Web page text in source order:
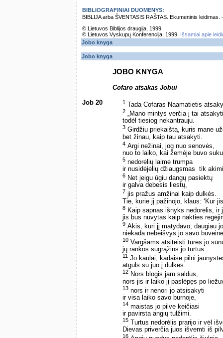
BIBLIOGRAFINIAI DUOMENYS:
BIBLIJA arba ŠVENTASIS RAŠTAS. Ekumeninis
© Lietuvos Biblijos draugija, 1999
© Lietuvos Vyskupų Konferencija, 1999.
Išsamiai apie
Jobo knyga
Jobo knyga
JOBO KNYGA
Cofaro atsakas Jobui
Job 20 1 Tada Cofaras Naamatietis
2 „Mano mintys verčia į tai
todėl tiesiog nekantrauju.
3 Girdžiu priekaištą, kuris mane
bet žinau, kaip tau atsakyti.
4 Argi nežinai, jog nuo senovės,
nuo to laiko, kai žemėje buvo
5 nedorėlių laimė trumpa
ir nusidėjėlių džiaugsmas ­ tik
6 Net jeigu ūgiu dangų pasiektų
ir galva debesis liestų,
7 jis pražus amžinai kaip dulkės.
Tie, kurie jį pažinojo, klaus: ‘Kur jis
8 Kaip sapnas išnyks nedorėlis, ir
jis bus nuvytas kaip nakties
9 Akis, kuri jį matydavo, daugiau
niekada nebeišvys jo savo
10 Vargšams atsiteisti turės jo
jų rankos sugrąžins jo turtus.
11 Jo kaulai, kadaise pilni
atguls su juo į dulkes.
12 Nors blogis jam saldus,
nors jis ir laiko jį paslėpęs po
13 nors ir nenori jo atsisakyti
ir visa laiko savo burnoje,
14 maistas jo pilve keičiasi
ir pavirsta angių tulžimi.
15 Turtus nedorėlis prarijo ir vėl
Dievas priverčia juos išvemti iš
16